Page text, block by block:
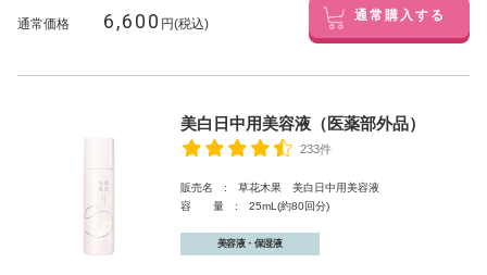
通常価格 6,600 円(税込) 通常購入する
美白日中用美容液（医薬部外品）
233件
販売名 : 草花木果 美白日中用美容液
容 量 : 25mL(約80回分)
美容液・保湿液